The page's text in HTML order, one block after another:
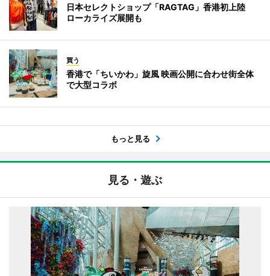
日本セレクトショップ「RAGTAG」香港初上陸
ローカライズ展開も
買う
香港で「ちいかわ」旋風 映画公開に合わせ街全体
で大型コラボ
もっと見る
見る・遊ぶ